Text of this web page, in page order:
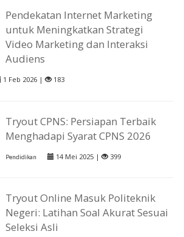
Pendekatan Internet Marketing
untuk Meningkatkan Strategi
Video Marketing dan Interaksi
Audiens
1 Feb 2026 | 183
Tryout CPNS: Persiapan Terbaik
Menghadapi Syarat CPNS 2026
Pendidikan 14 Mei 2025 | 399
Tryout Online Masuk Politeknik
Negeri: Latihan Soal Akurat Sesuai
Seleksi Asli